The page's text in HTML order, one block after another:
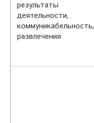
результаты
деятельности,
коммуникабельность,
развлечения